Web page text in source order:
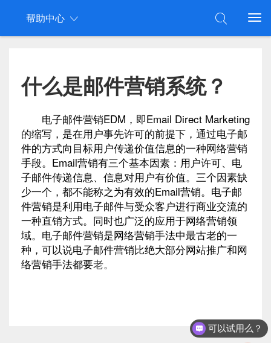
帮助中心
什么是邮件营销系统？
电子邮件营销EDM ，即Email Direct Marketing
的缩写，是在用户事先许可的前提下，通过电子邮
件的方式向目标用户传递价值信息的一种网络营销
手段。 Email营销有三个基本因素 ：用户许可、 电
子邮件传递信息、信息对用户有价值。三个因素缺
少一个，都不能称之为有效的Email营销。电子邮
件营销是利用电子邮件与受众客户进行商业交流的
一种直销方式。同时也广泛的应用于网络营销领
域。电子邮件营销是网络营销手法中最古老的一
种，可以说电子邮件营销比绝大部分网站推广和网
络营销手法都要老。
可以试用么？